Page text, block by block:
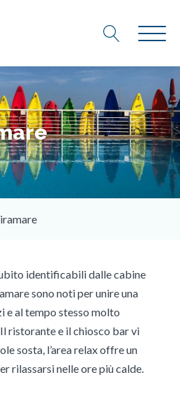
identificabili dalle cabine
sono noti per unire una
e al tempo stesso molto
ristorante e il chiosco bar vi
sosta, l’area relax offre un
rilassarsi nelle ore più calde.